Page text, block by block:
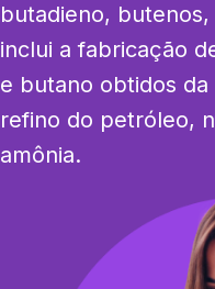
butadieno,
inclui a fabricação
e butano obtidos
refino do petróleo,
amônia.